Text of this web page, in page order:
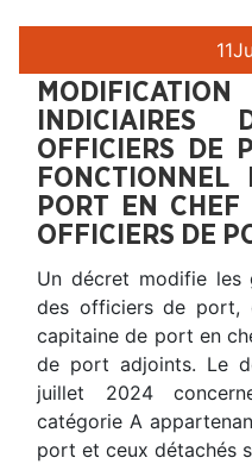
11
INDICIAIRES
OFFICIERS DE
PORT EN CHEF
OFFICIERS DE
Un décret modifie les
des officiers de port,
capitaine de port en
de port adjoints. Le
juillet 2024
catégorie A
port et ceux détachés